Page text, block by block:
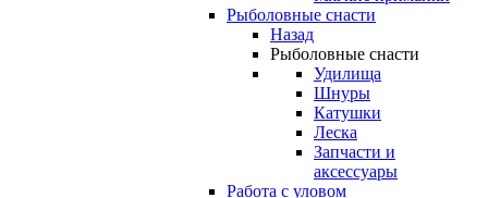
Рыболовные снасти
Назад
Рыболовные снасти
Удилища
Шнуры
Катушки
Леска
Запчасти и
аксессуары
Работа с уловом